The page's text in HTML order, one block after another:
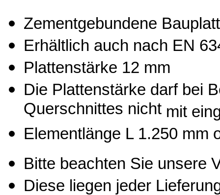
Zementgebundene
Erhältlich auch nach EN
Plattenstärke 12 mm
Die Plattenstärke darf bei
Querschnittes nicht mit
Elementlänge L 1.250 mm
Bitte beachten Sie unsere
Diese liegen jeder